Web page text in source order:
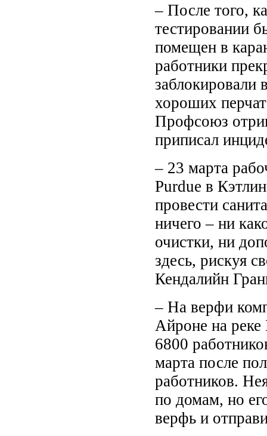
– После того,
тестировании
помещен в
работники
заблокировали
хороших
Профсоюз
приписал
– 23 марта
Purdue в
провести
ничего – ни
очистки, ни
здесь, рискуя
Кендалийн
– На верфи
Айроне на
6800
марта после
работников.
по домам, но
верфь и